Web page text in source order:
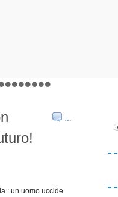
…
: un uomo uccide